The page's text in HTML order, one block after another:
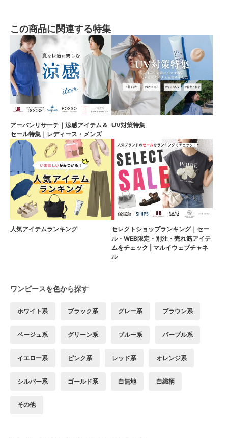
この商品に関連する特集
アーバンリサーチ｜涼感アイテム＆
セール特集｜レディース・メンズ
UV対策特集
人気アイテムランキング
セレクトショップランキング｜セー
ル・WEB限定・別注・売れ筋アイテ
ムをチェック | マルイウェブチャネ
ル
ワンピースを色から探す
ホワイト系 ブラック系 グレー系 ブラウン系
ベージュ系 グリーン系 ブルー系 パープル系
イエロー系 ピンク系 レッド系 オレンジ系
シルバー系 ゴールド系 白無地 白織柄
その他